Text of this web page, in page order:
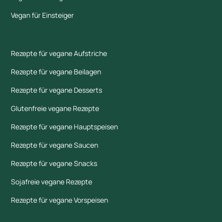
Vegan für Einsteiger
Rezepte für vegane Aufstriche
Rezepte für vegane Beilagen
Rezepte für vegane Desserts
Glutenfreie vegane Rezepte
Rezepte für vegane Hauptspeisen
Rezepte für vegane Saucen
Rezepte für vegane Snacks
Sojafreie vegane Rezepte
Rezepte für vegane Vorspeisen